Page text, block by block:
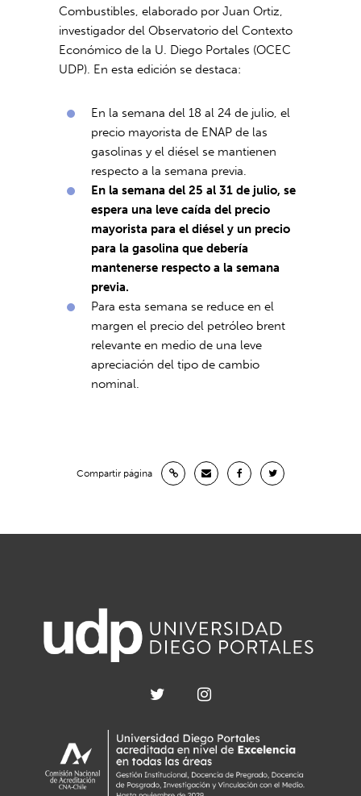
Combustibles, elaborado por Juan Ortiz,
investigador del Observatorio del Contexto
Económico de la U. Diego Portales (OCEC
UDP). En esta edición se destaca:
En la semana del 18 al 24 de julio, el
precio mayorista de ENAP de las
gasolinas y el diésel se mantienen
respecto a la semana previa.
En la semana del 25 al 31 de julio, se
espera una leve caída del precio
mayorista para el diésel y un precio
para la gasolina que debería
mantenerse respecto a la semana
previa.
Para esta semana se reduce en el
margen el precio del petróleo brent
relevante en medio de una leve
apreciación del tipo de cambio
nominal.
Compartir página